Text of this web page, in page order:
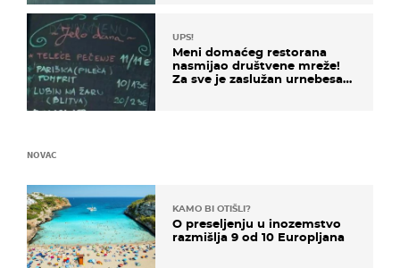
UPS!
Meni domaćeg restorana
nasmijao društvene mreže!
Za sve je zaslužan urnebesan
NOVAC
KAMO BI OTIŠLI?
O preseljenju u inozemstvo
razmišlja 9 od 10 Europljana